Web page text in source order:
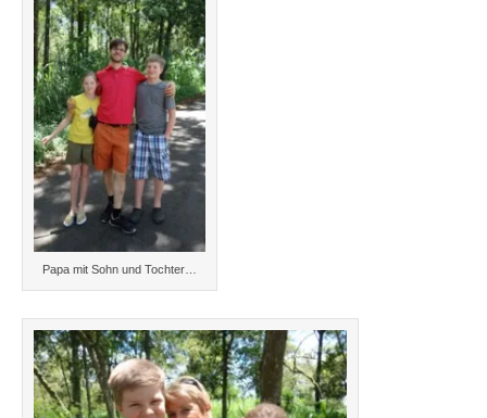
Papa mit Sohn und Tochter…